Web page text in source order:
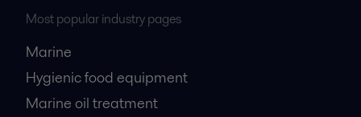
Most popular industry pages
Marine
Hygienic food equipment
Marine oil treatment